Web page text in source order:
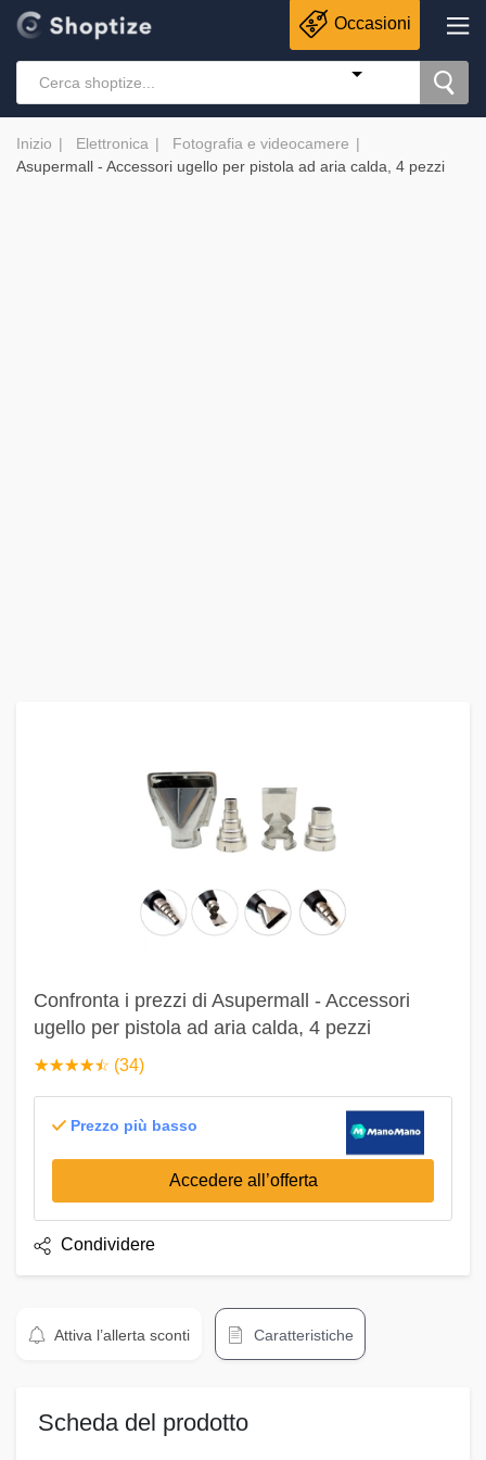
Occasioni
Inizio Elettronica
Fotografia e videocamere
Asupermall - Accessori ugello per pistola ad aria calda, 4 pezzi
Confronta i prezzi di Asupermall - Accessori
ugello per pistola ad aria calda, 4 pezzi
☆☆☆☆☆
★★★★★ (34)
Prezzo più basso
Accedere all’offerta
Condividere
Attiva l’allerta sconti Caratteristiche
Scheda del prodotto